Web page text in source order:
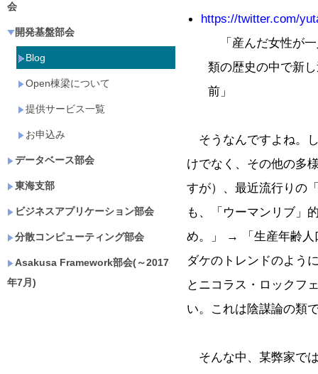
会
開発基盤部会
Blog
Open棟梁について
提供サービス一覧
お申込み
データベース部会
東海支部
ビジネスアプリケーション部会
分散コンピューティング部会
Asakusa Framework部会(～2017
年7月)
https://twitter.com/
「産んだ女性が一
類の歴史の中で新
前」
そうなんですよね。
けでなく、その他の多
すが）、最近流行りの
も、「ウーマンリブ」
め。」 → 「生産年齢人
ダケのトレンドのよう
とニコラス・ロックフ
い。これは陰謀論の類
そんな中、某弊家で